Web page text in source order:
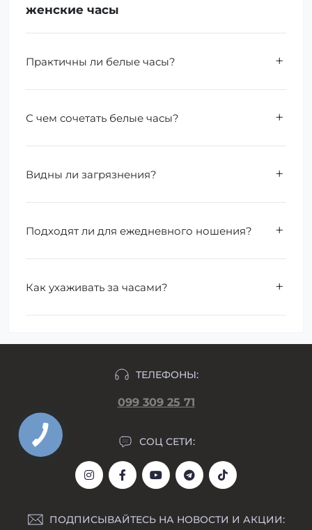
женские часы
Практичны ли белые часы?
С чем сочетать белые часы?
Видны ли загрязнения?
Подходят ли для ежедневного ношения?
Как ухаживать за часами?
ТЕЛЕФОНЫ:
099 309 25 71
СОЦ СЕТИ:
ПОДПИСЫВАЙТЕСЬ НА НОВОСТИ И АКЦИИ: